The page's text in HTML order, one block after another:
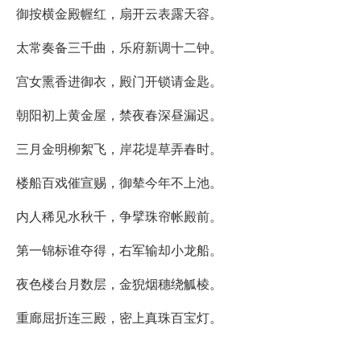
御按横金殿幄红，扇开云表露天容。
太常奏备三千曲，乐府新调十二钟。
宫女熏香进御衣，殿门开锁请金匙。
朝阳初上黄金屋，禁夜春深昼漏迟。
三月金明柳絮飞，岸花堤草弄春时。
楼船百戏催宣赐，御辇今年不上池。
内人稀见水秋千，争擘珠帘帐殿前。
第一锦标谁夺得，右军输却小龙船。
夜色楼台月数层，金猊烟穗绕觚棱。
重廊屈折连三殿，密上真珠百宝灯。